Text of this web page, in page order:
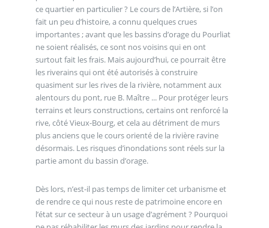
ce quartier en particulier ? Le cours de l’Artière, si l’on
fait un peu d’histoire, a connu quelques crues
importantes ; avant que les bassins d’orage du Pourliat
ne soient réalisés, ce sont nos voisins qui en ont
surtout fait les frais. Mais aujourd’hui, ce pourrait être
les riverains qui ont été autorisés à construire
quasiment sur les rives de la rivière, notamment aux
alentours du pont, rue B. Maître ... Pour protéger leurs
terrains et leurs constructions, certains ont renforcé la
rive, côté Vieux-Bourg, et cela au détriment de murs
plus anciens que le cours orienté de la rivière ravine
désormais. Les risques d’inondations sont réels sur la
partie amont du bassin d’orage.
Dès lors, n’est-il pas temps de limiter cet urbanisme et
de rendre ce qui nous reste de patrimoine encore en
l’état sur ce secteur à un usage d’agrément ? Pourquoi